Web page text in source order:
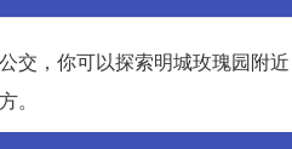
交，你可以探索明城玫瑰园附近
。